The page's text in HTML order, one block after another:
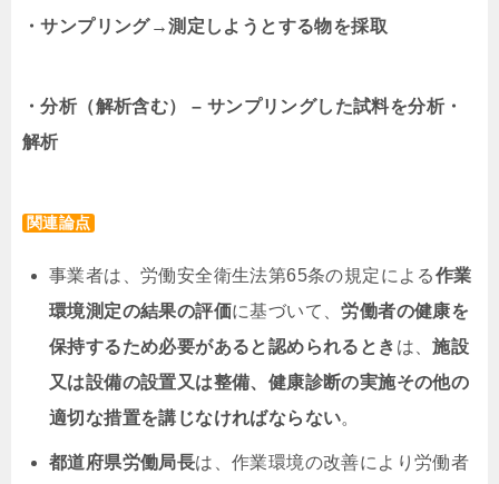
・サンプリング→測定しようとする物を採取
・分析（解析含む） – サンプリングした試料を分析・
解析
関連論点
事業者は、労働安全衛生法第65条の規定による作業
環境測定の結果の評価に基づいて、労働者の健康を
保持するため必要があると認められるとき は、施設
又は設備の設置又は整備、健康診断の実施その他の
適切な措置を講じなければならない。
都道府県労働局長は、作業環境の改善により労働者